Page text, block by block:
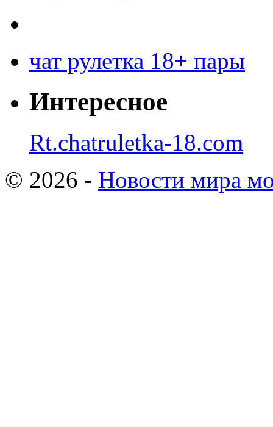
чат рулетка 18+ пары
Интересное
Rt.chatruletka-18.com
© 2026 - Новости мира